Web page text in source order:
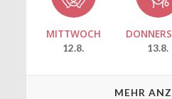
MITTWOCH
12.8. 13.8.
MEHR